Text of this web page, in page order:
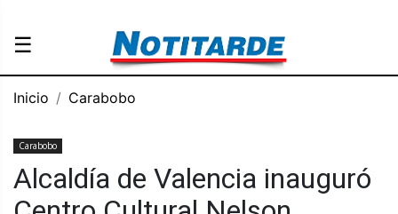
☰
Inicio Carabobo
Carabobo
Alcaldía de Valencia inauguró